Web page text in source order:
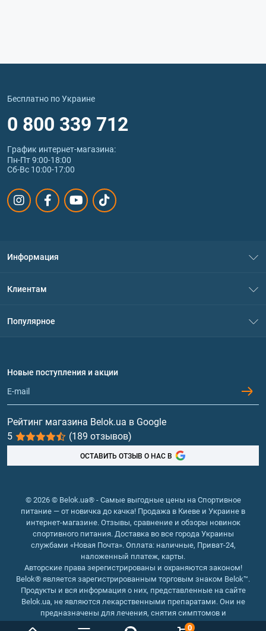
0
Бесплатно по Украине
0 800 339 712
График интернет‑магазина:
Пн-Пт 9:00-18:00
Сб-Вс 10:00-17:00
Информация
Политика конфиденциальности
Обмен и возврат
Клиентам
Популярное
Протеин
Гейнеры
Витамины и минералы
Рыбий жир, жирные кислоты
Новые поступления и акции
Рейтинг магазина Belok.ua в Google
5
(189 отзывов)
ОСТАВИТЬ ОТЗЫВ О НАС В
© 2026 © Belok.ua® - Самые выгодные цены на Спортивное
питание — от новичка до качка! Продажа в Киеве и Украине в
интернет-магазине. Отзывы, сравнение и обзоры новинок
спортивного питания. Доставка во все города Украины
службами «Новая Почта». Оплата: наличные, Приват-24,
наложенный платеж, карты.
Авторские права зерегистрированы и охраняются законом!
Belok® является зарегистрированным торговым знаком Belok™.
Продукты и вся информация о них, представленные на сайте
Belok.ua, не являются лекарственными препаратами. Они не
предназначены для лечения, снятия симптомов и
предотвращения болезней.